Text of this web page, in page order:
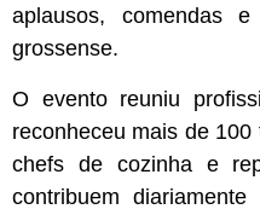
aplausos, comendas
grossense.
O evento reuniu
reconheceu mais de
chefs de cozinha e
contribuem